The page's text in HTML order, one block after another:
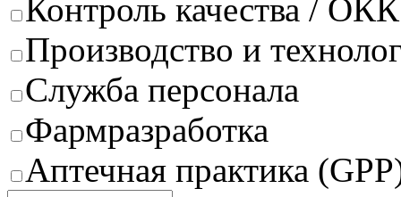
Контроль качества / ОКК
Производство и
Служба персонала
Фармразработка
Аптечная практика